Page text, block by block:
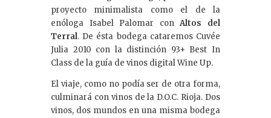
proyecto minimalista como el de la
enóloga Isabel Palomar conAltos del
Terral. De ésta bodega cataremos Cuvée
Julia 2010 con la distinción 93+ Best In
Class de la guía de vinos digital Wine Up.
El viaje, como no podía ser de otra forma,
culminará con vinos de la D.O.C. Rioja. Dos
vinos, dos mundos en una misma bodega